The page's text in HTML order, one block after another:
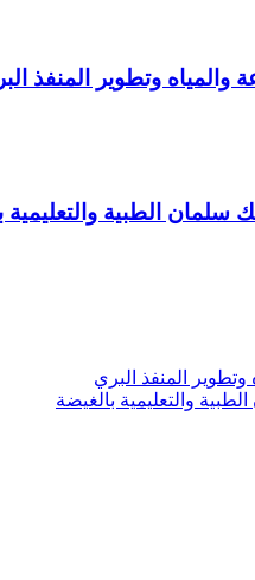
وتطوير المنفذ
سلمان الطبية والتعليمية
المنفذ البري
والتعليمية بالغيضة